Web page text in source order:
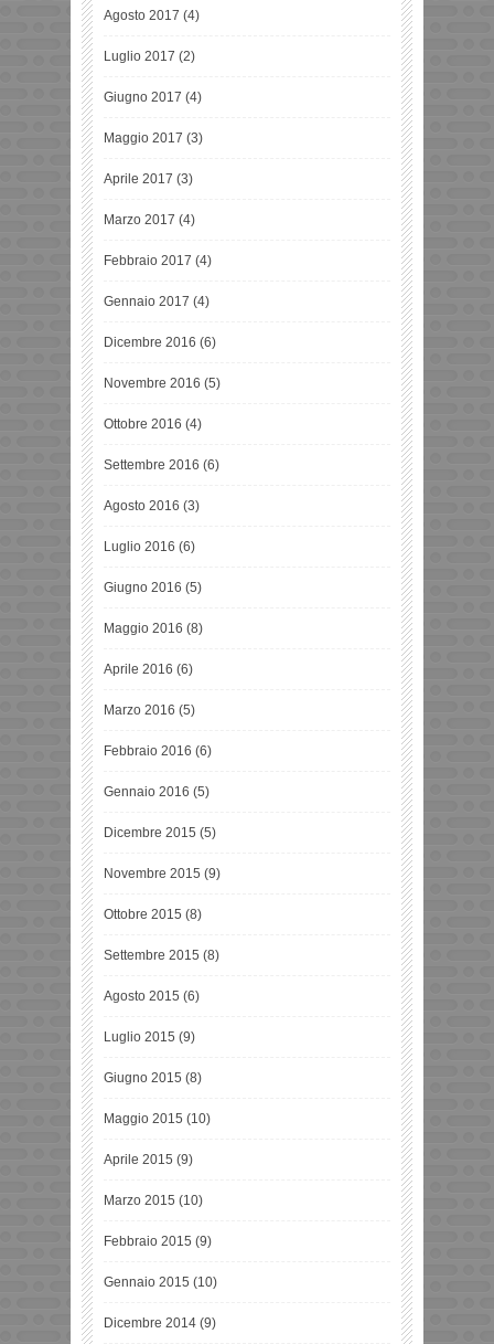
Agosto 2017 (4)
Luglio 2017 (2)
Giugno 2017 (4)
Maggio 2017 (3)
Aprile 2017 (3)
Marzo 2017 (4)
Febbraio 2017 (4)
Gennaio 2017 (4)
Dicembre 2016 (6)
Novembre 2016 (5)
Ottobre 2016 (4)
Settembre 2016 (6)
Agosto 2016 (3)
Luglio 2016 (6)
Giugno 2016 (5)
Maggio 2016 (8)
Aprile 2016 (6)
Marzo 2016 (5)
Febbraio 2016 (6)
Gennaio 2016 (5)
Dicembre 2015 (5)
Novembre 2015 (9)
Ottobre 2015 (8)
Settembre 2015 (8)
Agosto 2015 (6)
Luglio 2015 (9)
Giugno 2015 (8)
Maggio 2015 (10)
Aprile 2015 (9)
Marzo 2015 (10)
Febbraio 2015 (9)
Gennaio 2015 (10)
Dicembre 2014 (9)